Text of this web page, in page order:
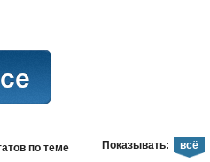
по теме Показывать: всё